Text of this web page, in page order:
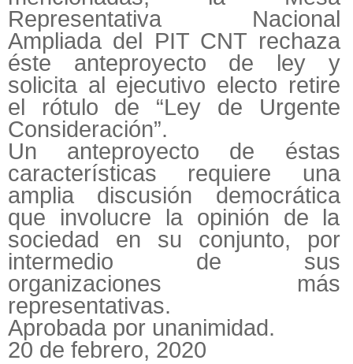
Representativa Nacional
Ampliada del PIT CNT rechaza
éste anteproyecto de ley y
solicita al ejecutivo electo retire
el rótulo de “Ley de Urgente
Consideración”.
Un anteproyecto de éstas
características requiere una
amplia discusión democrática
que involucre la opinión de la
sociedad en su conjunto, por
intermedio de sus
organizaciones más
representativas.
Aprobada por unanimidad.
20 de febrero, 2020